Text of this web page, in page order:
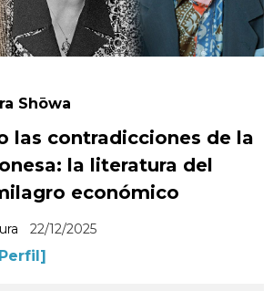
العربية
Shōwa
las contradicciones de la
la literatura del
económico
22/12/2025